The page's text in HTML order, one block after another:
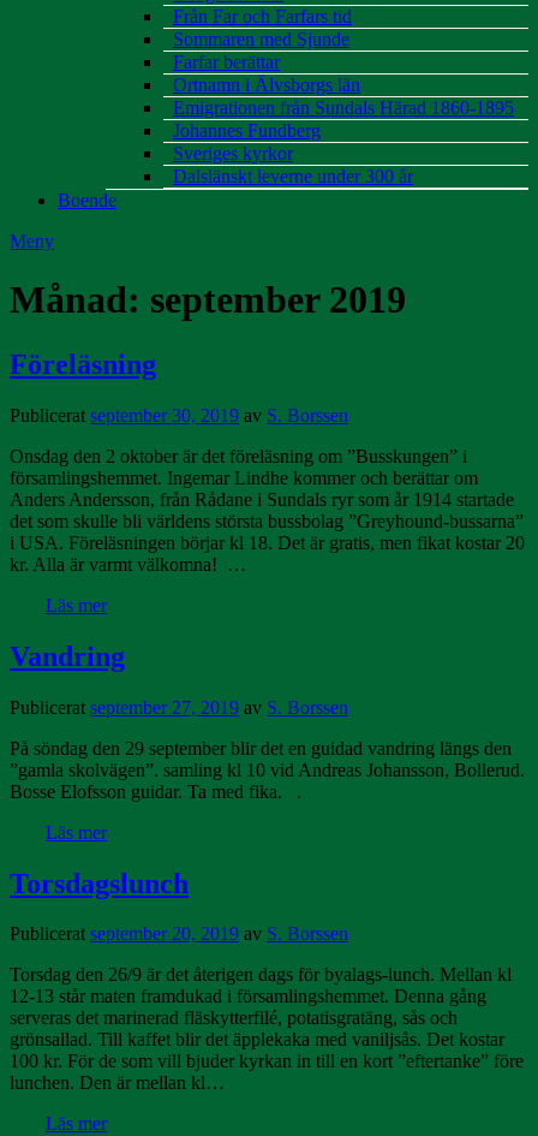
Från Far och Farfars tid
Sommaren med Sjunde
Farfar berättar
Ortnamn i Älvsborgs län
Emigrationen från Sundals Härad 1860-1895
Johannes Fundberg
Sveriges kyrkor
Dalslänskt leverne under 300 år
Boende
Meny
Månad: september 2019
Föreläsning
Publicerat september 30, 2019 av S. Borssen
Onsdag den 2 oktober är det föreläsning om ”Busskungen” i
församlingshemmet. Ingemar Lindhe kommer och berättar om
Anders Andersson, från Rådane i Sundals ryr som år 1914 startade
det som skulle bli världens största bussbolag ”Greyhound-bussarna”
i USA. Föreläsningen börjar kl 18. Det är gratis, men fikat kostar 20
kr. Alla är varmt välkomna! …
Läs mer
Vandring
Publicerat september 27, 2019 av S. Borssen
På söndag den 29 september blir det en guidad vandring längs den
”gamla skolvägen”. samling kl 10 vid Andreas Johansson, Bollerud.
Bosse Elofsson guidar. Ta med fika. .
Läs mer
Torsdagslunch
Publicerat september 20, 2019 av S. Borssen
Torsdag den 26/9 är det återigen dags för byalags-lunch. Mellan kl
12-13 står maten framdukad i församlingshemmet. Denna gång
serveras det marinerad fläskytterfilé, potatisgratäng, sås och
grönsallad. Till kaffet blir det äpplekaka med vaniljsås. Det kostar
100 kr. För de som vill bjuder kyrkan in till en kort ”eftertanke” före
lunchen. Den är mellan kl…
Läs mer